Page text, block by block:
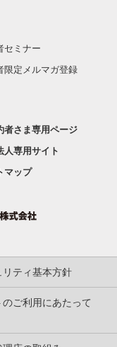
セミナー
限定メルマガ登録
者さま専用ページ
人専用サイト
マップ
リティ基本方針
のご利用にあたって